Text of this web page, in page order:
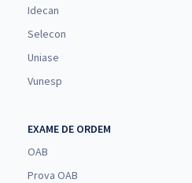
Idecan
Selecon
Uniase
Vunesp
EXAME DE ORDEM
OAB
Prova OAB